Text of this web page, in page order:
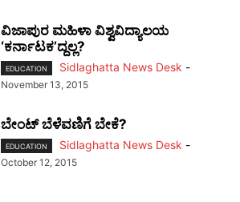
ವಿಜಾಪುರ ಮಹಿಳಾ ವಿಶ್ವವಿದ್ಯಾಲಯ
‘ಕರ್ನಾಟಕ’ದ್ದಲ್ಲ?
EDUCATION Sidlaghatta News Desk -
November 13, 2015
ಬೇಂಟ್ ಬೆಳೆವಣಿಗೆ ಬೇಕೆ?
EDUCATION Sidlaghatta News Desk -
October 12, 2015